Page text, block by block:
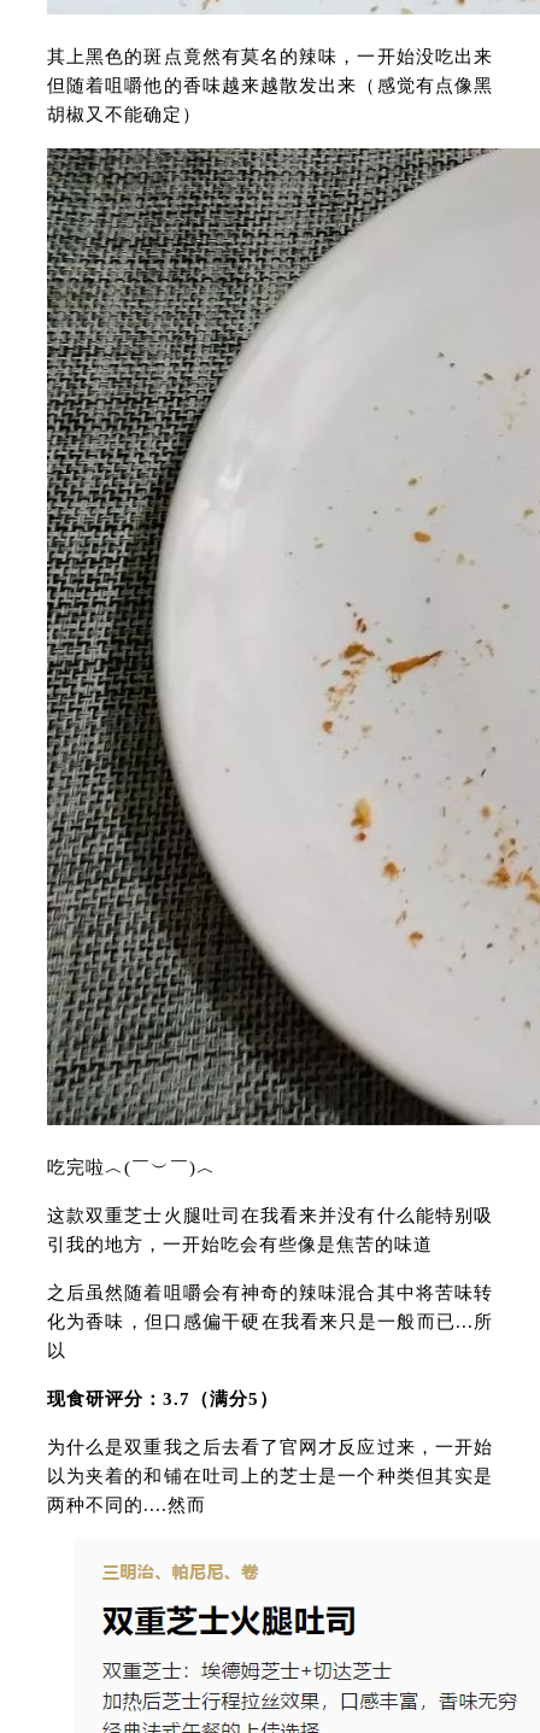
其上黑色的斑点竟然有莫名的辣味，一开始没吃出来
但随着咀嚼他的香味越来越散发出来（感觉有点像黑
胡椒又不能确定）
吃完啦︿(￣︶￣)︿
这款双重芝士火腿吐司在我看来并没有什么能特别吸
引我的地方，一开始吃会有些像是焦苦的味道
之后虽然随着咀嚼会有神奇的辣味混合其中将苦味转
化为香味，但口感偏干硬在我看来只是一般而已...所
以
现食研评分：3.7（满分5）
为什么是双重我之后去看了官网才反应过来，一开始
以为夹着的和铺在吐司上的芝士是一个种类但其实是
两种不同的....然而